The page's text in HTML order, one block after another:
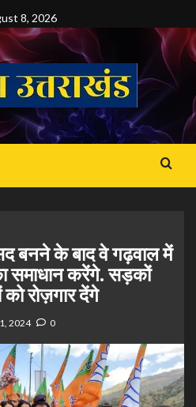
8, 2026
बनने के बाद वे गढ़वाल में
समाधान करेंगे. सड़कों
रोज़गार देंगे
2024 0